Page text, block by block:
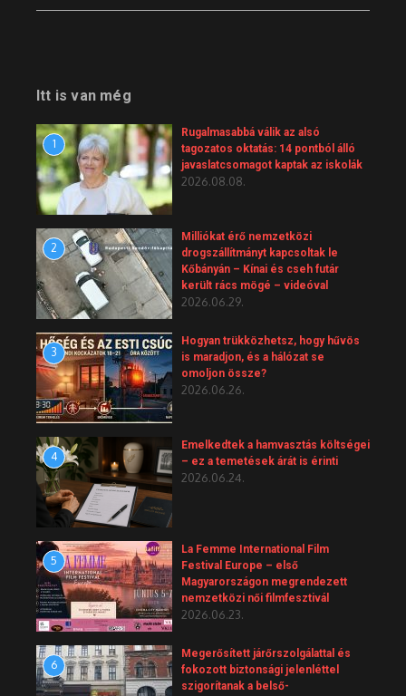
Itt is van még
1
Rugalmasabbá válik az alsó
tagozatos oktatás: 14 pontból álló
javaslatcsomagot kaptak az iskolák
2026.08.08.
2
Milliókat érő nemzetközi
drogszállítmányt kapcsoltak le
Kőbányán – Kínai és cseh futár
került rács mögé – videóval
2026.06.29.
3
Hogyan trükközhetsz, hogy hűvös
is maradjon, és a hálózat se
omoljon össze?
2026.06.26.
4
Emelkedtek a hamvasztás költségei
– ez a temetések árát is érinti
2026.06.24.
5
La Femme International Film
Festival Europe – első
Magyarországon megrendezett
nemzetközi női filmfesztivál
2026.06.23.
6
Megerősített járőrszolgálattal és
fokozott biztonsági jelenléttel
szigorítanak a belső-